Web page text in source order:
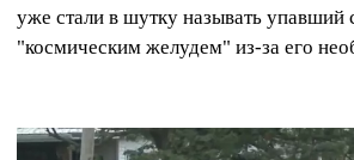
уже стали в шутку называть упавший
"космическим желудем" из-за его